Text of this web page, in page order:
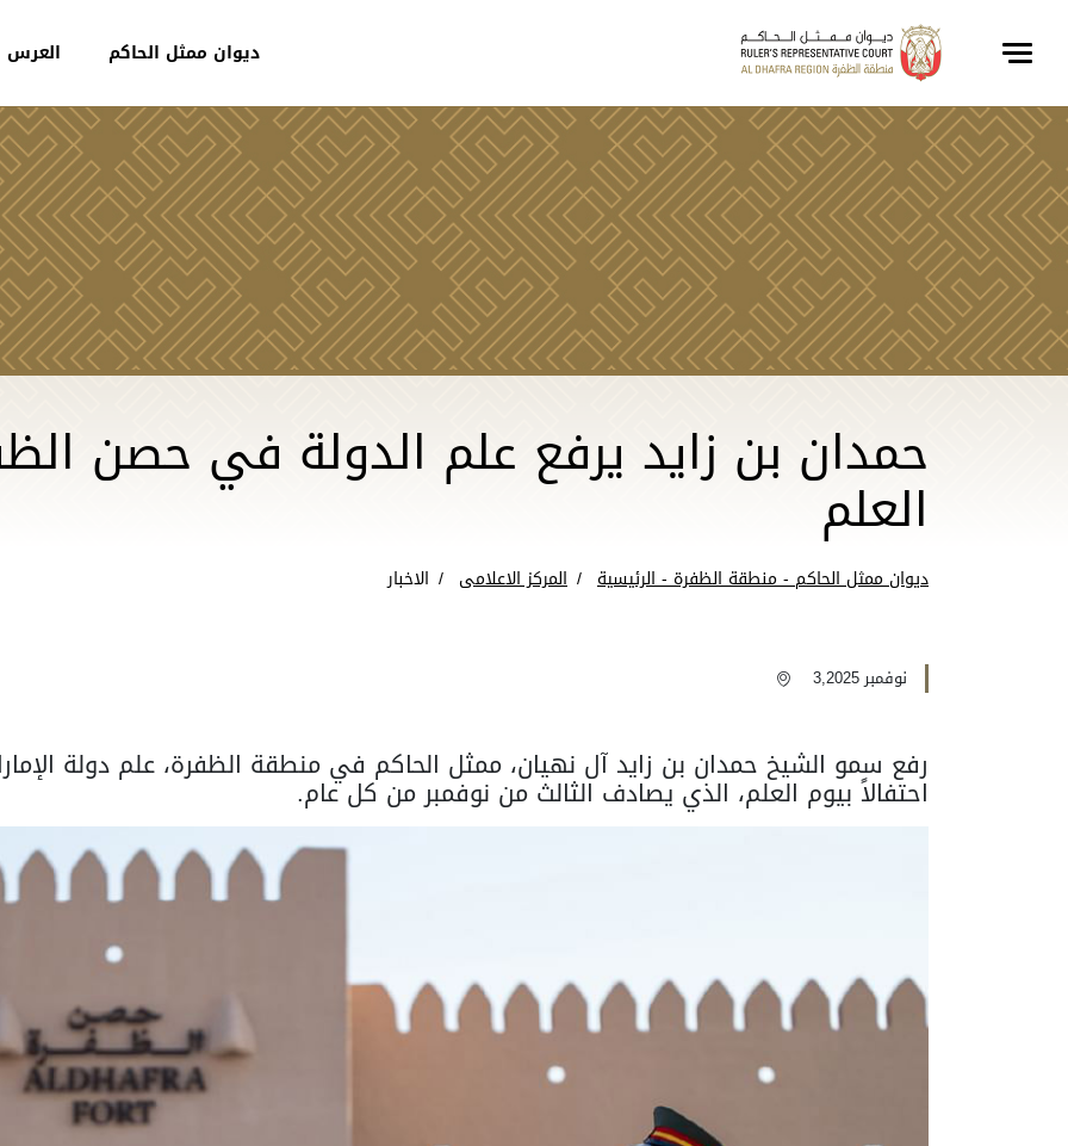
ديوان ممثل الحاكم العرس
حمدان بن زايد يرفع علم الدولة في حصن
العلم
ديوان ممثل الحاكم - منطقة الظفرة - الرئيسية المركز الاعلامى الاخبار
نوفمبر 3,2025
رفع سمو الشيخ حمدان بن زايد آل نهيان، ممثل الحاكم في منطقة الظفرة، علم دولة
احتفالاً بيوم العلم، الذي يصادف الثالث من نوفمبر من كل عام.